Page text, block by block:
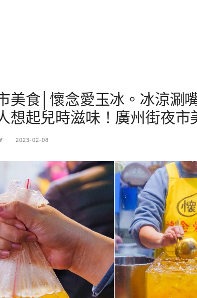
美食│懷念愛玉冰。冰涼涮
想起兒時滋味！廣州街夜市
2023-02-08